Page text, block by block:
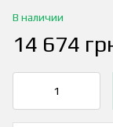
В наличии
14 674